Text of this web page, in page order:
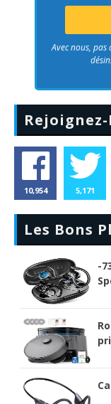
Avec nous,
10,954 5,171
Les Bons
-